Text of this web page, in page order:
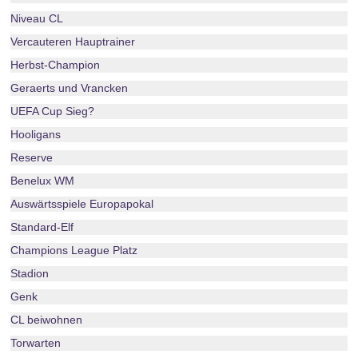
Niveau CL
Vercauteren Hauptrainer
Herbst-Champion
Geraerts und Vrancken
UEFA Cup Sieg?
Hooligans
Reserve
Benelux WM
Auswärtsspiele Europapokal
Standard-Elf
Champions League Platz
Stadion
Genk
CL beiwohnen
Torwarten